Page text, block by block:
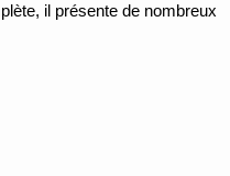
il présente de nombreux